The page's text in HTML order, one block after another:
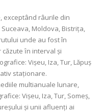
exceptând râurile din
Moldova, Bistriţa,
unde au fost în
ȋn interval şi
Vişeu, Iza, Tur, Lăpuş
staţionare.
multianuale lunare,
Vişeu, Iza, Tur, Someș,
şi unii afluenţi ai